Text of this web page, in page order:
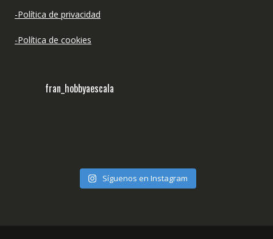
-Política de privacidad
-Política de cookies
fran_hobbyaescala
Síguenos en Instagram